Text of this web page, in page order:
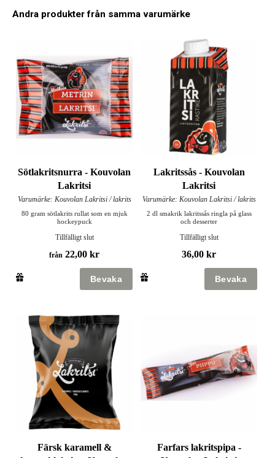
Andra produkter från samma varumärke
Sötlakritsnurra - Kouvolan
Lakritsi
Varumärke: Kouvolan Lakritsi / lakrits
80 gram sötlakrits rullat som en mjuk
hockeypuck
Tillfälligt slut
från 22,00 kr
Lakritssås - Kouvolan
Lakritsi
Varumärke: Kouvolan Lakritsi / lakrits
2 dl smakrik lakritssås ringla på glass
och desserter
Tillfälligt slut
36,00 kr
Färsk karamell &
Farfars lakritspipa -